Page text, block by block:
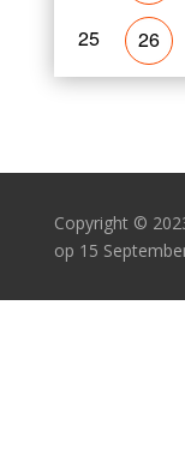
25 26
Copyright ©
op 15